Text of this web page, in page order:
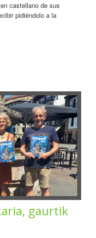
castellano de sus
pidiéndolo a la
gaurtik